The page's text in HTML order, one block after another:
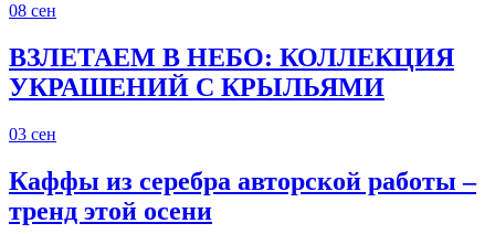
08 сен
ВЗЛЕТАЕМ В НЕБО: КОЛЛЕКЦИЯ
УКРАШЕНИЙ С КРЫЛЬЯМИ
03 сен
Каффы из серебра авторской работы –
тренд этой осени